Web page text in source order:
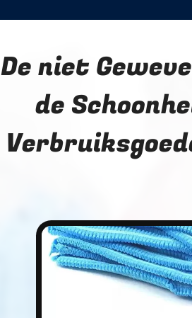
De niet
de